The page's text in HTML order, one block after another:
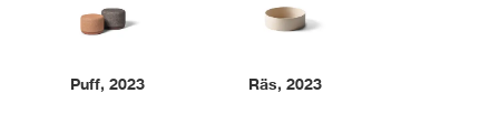
Puff, 2023 Räs, 2023